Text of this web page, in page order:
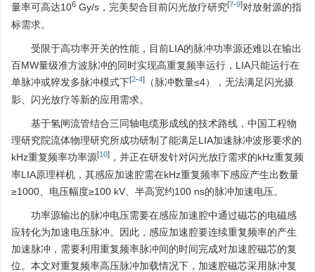
量率可高达106 Gy/s，完美契合目前闪光放疗研究[7-9]对放射源的指
标需求。
受限于高功率开关的性能，目前LIA的脉冲功率源还难以在输出
百MW量级准方波脉冲的同时实现高重复频率运行，LIA只能运行在
单脉冲或猝发多脉冲模式下[2-4]
（脉冲数量≤4），无法满足闪光摄
影、闪光放疗等新的应用需求。
基于氢闸流管结合三同轴电缆形成线的技术路线，中国工程物
理研究院流体物理研究所成功研制了能满足LIA加速脉冲波形要求的
kHz重复频率功率源[10] ，并正在研发针对闪光放疗需求的kHz重复频
率LIA原理样机，其感应加速腔需在kHz重复频率下感应产生出数量
≥1000 、电压幅度≥100 kV、半高宽约100 ns的脉冲加速电压。
功率源输出的脉冲电压需要在感应加速腔中通过磁芯的电磁感
应转化为加速电压脉冲。因此，感应加速腔要连续重复频率的产生
加速脉冲，需要利用重复频率脉冲间的时间完成对加速腔磁芯的复
位。本文对重复频率高压脉冲加载情况下，加速腔磁芯采用脉冲复